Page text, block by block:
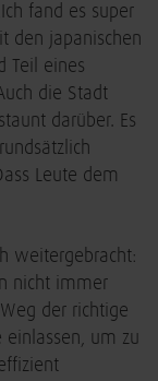
fand es super
den japanischen
Teil eines
die Stadt
darüber. Es
Leute dem
weitergebracht:
nicht immer
der richtige
einlassen, um zu